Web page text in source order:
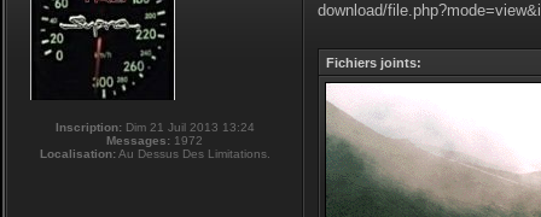
Inscription:Dim 21 Juil 2013 13:24
Messages: 1972
Localisation:Au Dessus Des Limitations.
download/
Fichiers joints: